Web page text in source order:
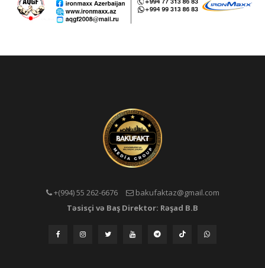
+(994) 55 262-6676
bakufaktaz@gmail.com
Təsisçi və Baş Direktor: Rəşad B.B